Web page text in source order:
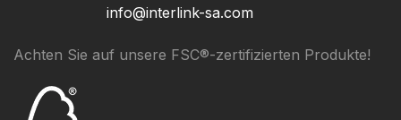
info@interlink-sa.com
Achten Sie auf unsere FSC®-zertifizierten Produkte!